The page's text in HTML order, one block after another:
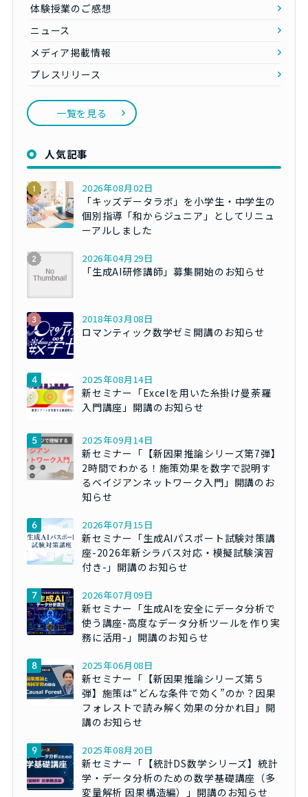
体験授業のご感想
ニュース
メディア掲載情報
プレスリリース
一覧を見る
人気記事
2026年08月02日
「キッズデータラボ」を小学生・中学生の
個別指導「和からジュニア」としてリニュ
ーアルしました
2026年04月29日
「生成AI研修講師」募集開始のお知らせ
2018年03月08日
ロマンティック数学ゼミ開講のお知らせ
2025年08月14日
新セミナー「Excelを用いた糸掛け曼荼羅
入門講座」開講のお知らせ
2025年09月14日
新セミナー「【新因果推論シリーズ第7弾】
2時間でわかる！施策効果を数字で説明す
るベイジアンネットワーク入門」開講のお
知らせ
2026年07月15日
新セミナー「生成AIパスポート試験対策講
座-2026年新シラバス対応・模擬試験演習
付き-」開講のお知らせ
2026年07月09日
新セミナー「生成AIを安全にデータ分析で
使う講座-高度なデータ分析ツールを作り実
務に活用-」開講のお知らせ
2025年06月08日
新セミナー「【新因果推論シリーズ第５
弾】施策は“どんな条件で効く”のか？因果
フォレストで読み解く効果の分かれ目」開
講のお知らせ
2025年08月20日
新セミナー「【統計DS数学シリーズ】統計
学・データ分析のための数学基礎講座（多
変量解析 因果構造編）」開講のお知らせ